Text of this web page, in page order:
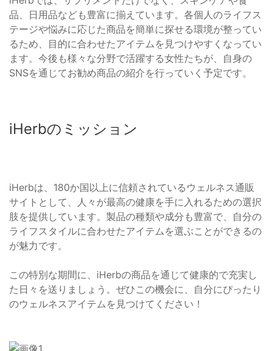
品、日用品なども豊富に揃えています。各個人のライフス
テージや悩みに応じた商品を簡単に探せる環境が整ってい
るため、目的に合わせたアイテムを見つけやすくなってい
ます。今後も様々な分野で活躍する女性たちが、自身の
SNSを通じてお勧め商品の紹介を行っていく予定です。
iHerbのミッション
iHerbは、180か国以上に信頼されているウェルネス通販
サイトとして、人々が最高の健康を手に入れるための選択
肢を提供しています。製品の種類や成分も豊富で、自分の
ライフスタイルに合わせたアイテムを選ぶことができるの
が魅力です。
この特別な期間に、iHerbの商品を通じて健康的で充実し
た日々を送りましょう。ぜひこの機会に、自分にぴったり
のウェルネスアイテムを見つけてください！